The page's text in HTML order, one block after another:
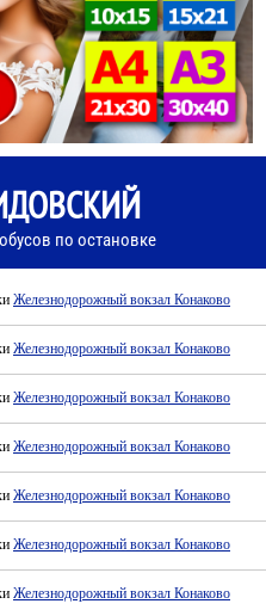
по остановке
Железнодорожный вокзал Конаково
Железнодорожный вокзал Конаково
Железнодорожный вокзал Конаково
Железнодорожный вокзал Конаково
Железнодорожный вокзал Конаково
Железнодорожный вокзал Конаково
Железнодорожный вокзал Конаково